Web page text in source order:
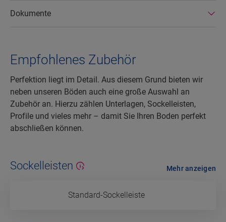
Dokumente
Empfohlenes Zubehör
Perfektion liegt im Detail. Aus diesem Grund bieten wir
neben unseren Böden auch eine große Auswahl an
Zubehör an. Hierzu zählen Unterlagen, Sockelleisten,
Profile und vieles mehr – damit Sie Ihren Boden perfekt
abschließen können.
Sockelleisten
Standard-Sockelleiste
Mehr anzeigen